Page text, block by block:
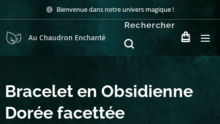
Bienvenue dans notre univers magique !
Au Chaudron Enchanté
Rechercher
Bracelet en Obsidienne
Dorée facettée